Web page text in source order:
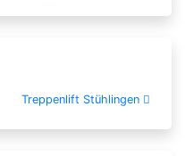
Treppenlift Stühlingen